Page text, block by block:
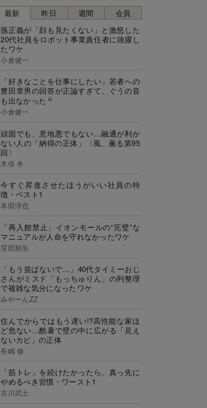
最新
孫正義が「顔も見たくない」と激怒した
20代社員をロボット事業責任者に抜擢し
たワケ
小倉健一
「好きなことを仕事にしたい」若者への
豊田章男の回答が正論すぎて、ぐうの音
も出なかった
小倉健一
頑固でも、意地悪でもない…融通が利か
ない人の「納得の正体」〈風、薫る第95
回〉
木俣 冬
今すぐ昇進させたほうがいい社員の特
徴・ベスト1
本田淳也
「再入館禁止」イオンモールの“完璧”な
マニュアルが人命を守れなかったワケ
窪田順生
「もう並ばないで…」40代タイミーおじ
さんがミスド「もっちゅりん」の列整理
で複雑な気分になったワケ
みやーんZZ
住んでからではもう遅い!?高性能な家ほ
ど危ない…酷暑で壁の中に広がる「見え
ないカビ」の正体
長嶋 修
「筋トレ」を続けたかったら、真っ先に
やめるべき習慣・ワースト1
古川武士
昨日 週間 会員